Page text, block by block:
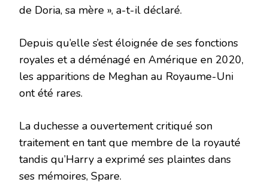
de Doria, sa mère », a-t-il déclaré.
Depuis qu’elle s’est éloignée de ses fonctions
royales et a déménagé en Amérique en 2020,
les apparitions de Meghan au Royaume-Uni
ont été rares.
La duchesse a ouvertement critiqué son
traitement en tant que membre de la royauté
tandis qu’Harry a exprimé ses plaintes dans
ses mémoires, Spare.